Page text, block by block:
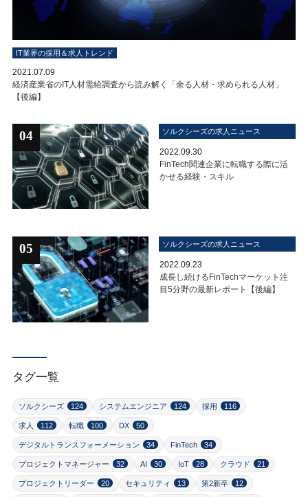
IT業界の採用＆求人トレンド
2021.07.09
経済産業省のIT人材需給調査から読み解く「余る人材・求められる人材」
【後編】
04 ソルクシーズの求人ニュース
2022.09.30
FinTech関連企業に転職する際に活
かせる経験・スキル
05 ソルクシーズの求人ニュース
2022.09.23
成長し続けるFinTechマーケット注
目5分野の最新レポート【後編】
タグ一覧
ソルクシーズ 124 システムエンジニア 124 採用 116
求人 112 転職 100 DX 50
デジタルトランスフォーメーション 34 FinTech 34
プロジェクトマネージャー 32 AI 30 IoT 28 クラウド 21
プロジェクトリーダー 20 セキュリティ 13 第2新卒 12